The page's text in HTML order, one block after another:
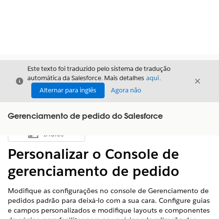
Fechar
Este texto foi traduzido pelo sistema de tradução
automática da Salesforce. Mais detalhes aqui.
Alternar para inglês
Agora não
Fechar
Gerenciamento de pedido do Salesforce
Mostrar índice
Índice
Personalizar o Console de
gerenciamento de pedido
Modifique as configurações no console de Gerenciamento de
pedidos padrão para deixá-lo com a sua cara. Configure guias
e campos personalizados e modifique layouts e componentes